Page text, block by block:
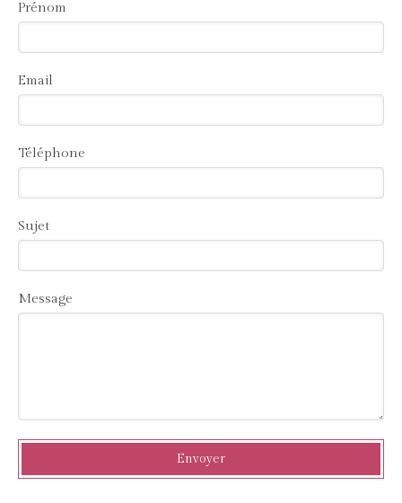
Prénom
Email
Téléphone
Sujet
Message
Envoyer